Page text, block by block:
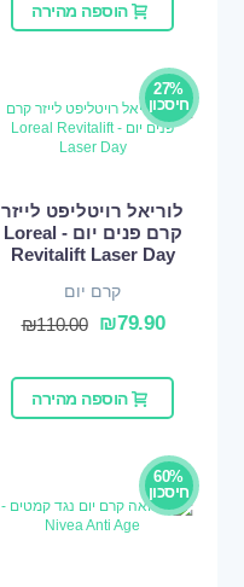
הוספה מהירה
27%
חיסכון
לוריאל רויטליפט לייזר
קרם פנים יום - Loreal
Revitalift Laser Day
קרם יום
₪79.90
₪110.00
הוספה מהירה
60%
חיסכון